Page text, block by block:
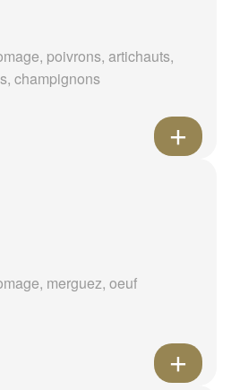
poivrons, artichauts,
champignons
merguez, oeuf